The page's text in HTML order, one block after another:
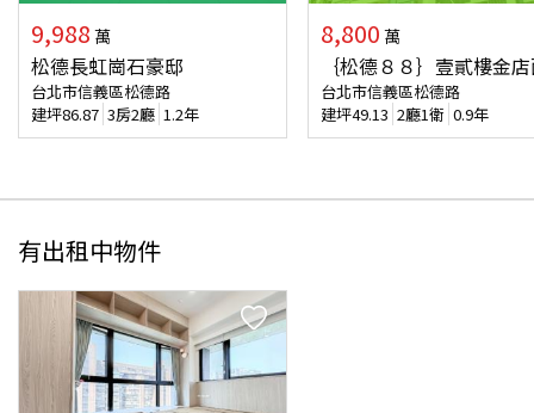
9,988 萬
松德長虹崗石豪邸
台北市信義區松德路
建坪86.87 3房2廳 1.2年
8,800 萬
｛松德８８｝壹貳樓金
台北市信義區松德路
建坪49.13 2廳1衛 0.9年
有出租中物件